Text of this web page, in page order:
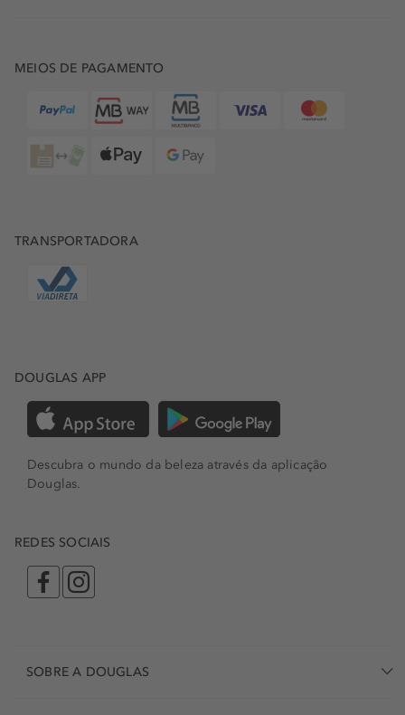
MEIOS DE PAGAMENTO
TRANSPORTADORA
DOUGLAS APP
Descubra o mundo da beleza através da aplicação
Douglas.
REDES SOCIAIS
SOBRE A DOUGLAS